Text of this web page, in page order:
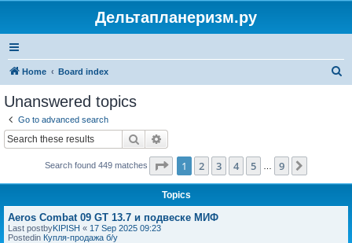
Дельтапланеризм.ру
Home Board index
Unanswered topics
Go to advanced search
Search
Search found 449 matches Page 1of 9
1 2 3 4 5 9
Topics
Aeros Combat 09 GT 13.7 и подвеске МИФ
Last postbyKIPISH « 17 Sep 2025 09:23
Postedin Купля-продажа б/у